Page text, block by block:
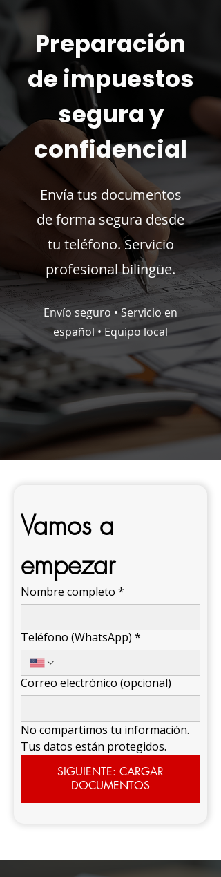
Preparación
de impuestos
segura y
confidencial
Envía tus documentos
de forma segura desde
tu teléfono. Servicio
profesional bilingüe.
Envío seguro • Servicio en
español • Equipo local
Vamos a
empezar
Nombre completo *
Teléfono (WhatsApp) *
Correo electrónico (opcional)
No compartimos tu información.
Tus datos están protegidos.
SIGUIENTE: CARGAR
DOCUMENTOS